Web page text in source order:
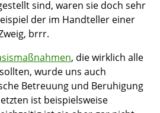
sind, waren sie doch sehr
der im Handteller einer
brrr.
, die wirklich alle
wurde uns auch
Betreuung und Beruhigung
ist beispielsweise